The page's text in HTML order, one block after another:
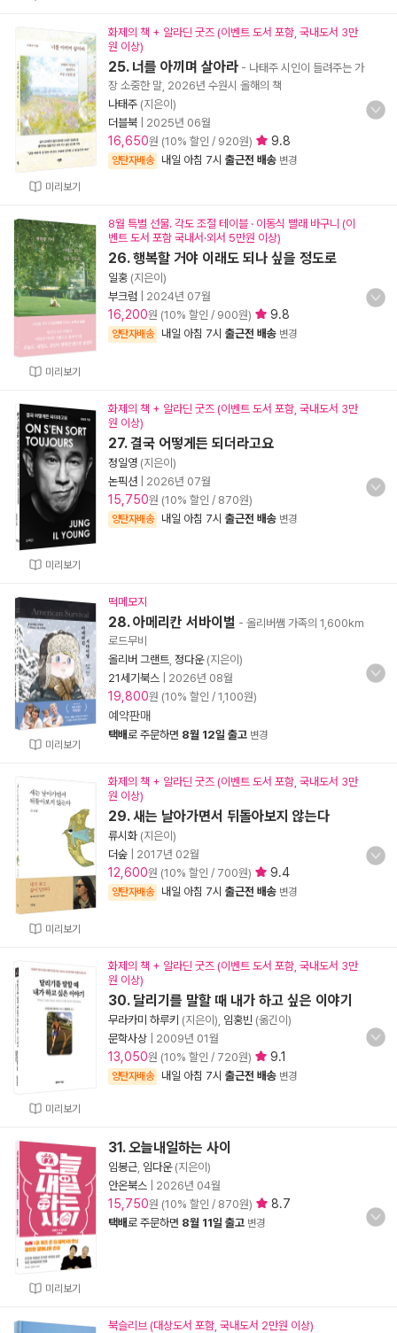
미리보기
화제의 책 + 알라딘 굿즈 (이벤트 도서 포함, 국내도서 3만
원 이상)
25. 너를 아끼며 살아라 - 나태주 시인이 들려주는 가
장 소중한 말, 2026년 수원시 올해의 책
나태주 (지은이)
더블북
2025년 06월
16,650원 (10% 할인 / 920원) 9.8
양탄자배송 내일 아침 7시 출근전 배송 변경
미리보기
8월 특별 선물. 각도 조절 테이블 · 이동식 빨래 바구니 (이
벤트 도서 포함 국내서·외서 5만원 이상)
26. 행복할 거야 이래도 되나 싶을 정도로
일홍 (지은이)
부크럼
2024년 07월
16,200원 (10% 할인 / 900원) 9.8
양탄자배송 내일 아침 7시 출근전 배송 변경
미리보기
화제의 책 + 알라딘 굿즈 (이벤트 도서 포함, 국내도서 3만
원 이상)
27. 결국 어떻게든 되더라고요
정일영 (지은이)
논픽션
2026년 07월
15,750원 (10% 할인 / 870원)
양탄자배송 내일 아침 7시 출근전 배송 변경
미리보기
떡메모지
28. 아메리칸 서바이벌 - 올리버쌤 가족의 1,600km
로드무비
올리버 그랜트 정다운(지은이)
21세기북스
2026년 08월
19,800원 (10% 할인 / 1,100원)
예약판매
택배로 주문하면 8월 12일 출고 변경
미리보기
화제의 책 + 알라딘 굿즈 (이벤트 도서 포함, 국내도서 3만
원 이상)
29. 새는 날아가면서 뒤돌아보지 않는다
류시화 (지은이)
더숲
2017년 02월
12,600원 (10% 할인 / 700원) 9.4
양탄자배송 내일 아침 7시 출근전 배송 변경
미리보기
화제의 책 + 알라딘 굿즈 (이벤트 도서 포함, 국내도서 3만
원 이상)
30. 달리기를 말할 때 내가 하고 싶은 이야기
무라카미 하루키 (지은이), 임홍빈 (옮긴이)
문학사상
2009년 01월
13,050원 (10% 할인 / 720원) 9.1
양탄자배송 내일 아침 7시 출근전 배송 변경
미리보기
31. 오늘내일하는 사이
임봉근 임다운(지은이)
안온북스
2026년 04월
15,750원 (10% 할인 / 870원) 8.7
택배로 주문하면 8월 11일 출고 변경
북슬리브 (대상도서 포함, 국내도서 2만원 이상)